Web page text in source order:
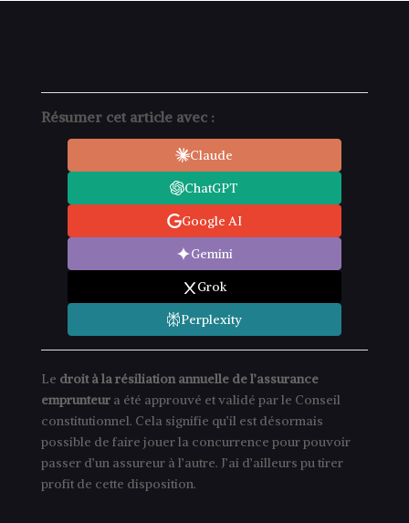
Résumer cet article avec :
Claude
ChatGPT
Google AI
Gemini
Grok
Perplexity
Le droit à la résiliation annuelle de l’assurance
emprunteura été approuvé et validé par le Conseil
constitutionnel. Cela signifie qu’il est désormais
possible de faire jouer la concurrence pour pouvoir
passer d’un assureur à l’autre. J’ai d’ailleurs pu tirer
profit de cette disposition.